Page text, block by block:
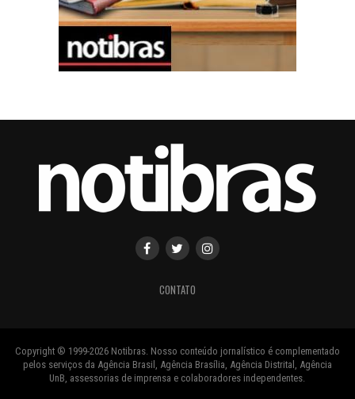
CONTATO
Copyright ® 1999-2026 Notibras. Nosso conteúdo jornalístico é complementado
pelos serviços da Agência Brasil, Agência Brasília, Agência Distrital, Agência
UnB, assessorias de imprensa e colaboradores independentes.